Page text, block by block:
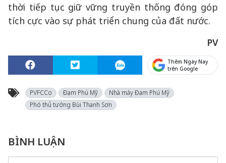
thời tiếp tục giữ vững truyền thống đóng góp
tích cực vào sự phát triển chung của đất nước.
PV
Thêm Ngày Nay
trên Google
PVFCCo Đạm Phú Mỹ
Nhà máy Đạm Phú Mỹ
Phó thủ tướng Bùi Thanh Sơn
BÌNH LUẬN